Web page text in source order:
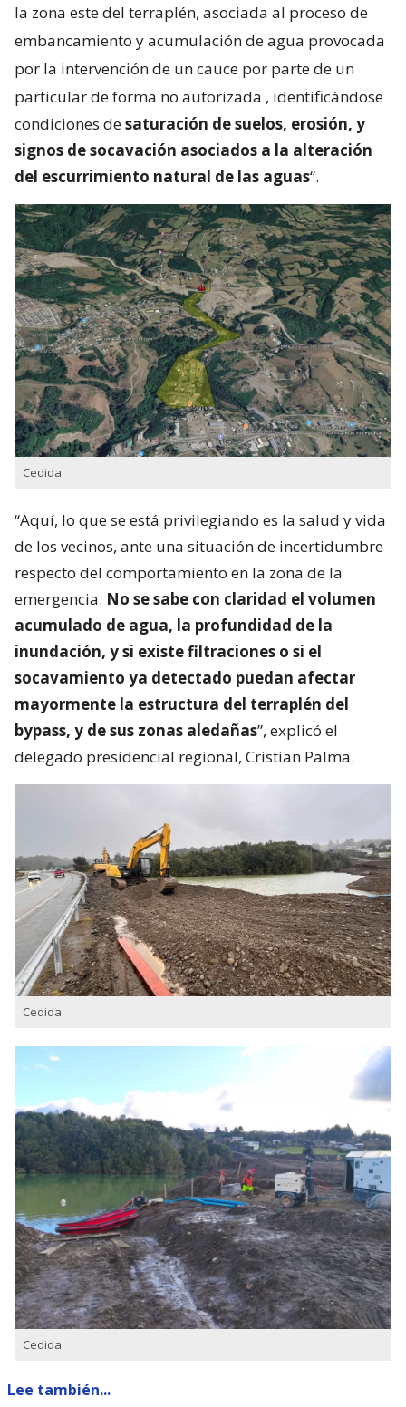
la zona este del terraplén, asociada al proceso de
embancamiento y acumulación de agua provocada
por la intervención de un cauce por parte de un
particular de forma no autorizada , identificándose
condiciones desaturación de suelos, erosión, y
signos de socavación asociados a la alteración
del escurrimiento natural de las aguas“.
Cedida
“Aquí, lo que se está privilegiando es la salud y vida
de los vecinos, ante una situación de incertidumbre
respecto del comportamiento en la zona de la
emergencia. No se sabe con claridad el volumen
acumulado de agua, la profundidad de la
inundación, y si existe filtraciones o si el
socavamiento ya detectado puedan afectar
mayormente la estructura del terraplén del
bypass, y de sus zonas aledañas”, explicó el
delegado presidencial regional, Cristian Palma.
Cedida
Cedida
Lee también...